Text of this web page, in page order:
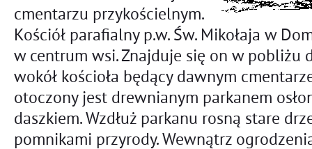
cmentarzu przykościelnym.
Kościół parafialny p.w. Św. Mikołaja w
w centrum wsi. Znajduje się on w pobliżu
wokół kościoła będący dawnym
otoczony jest drewnianym parkanem
daszkiem. Wzdłuż parkanu rosną stare
pomnikami przyrody. Wewnątrz